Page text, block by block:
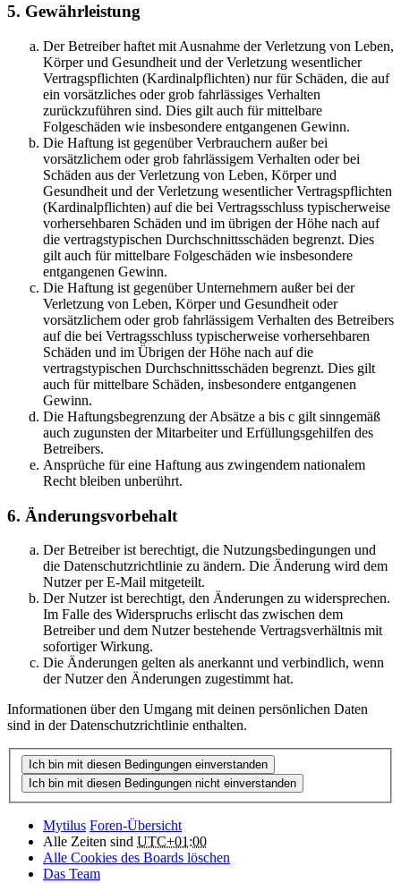
5. Gewährleistung
Der Betreiber haftet mit Ausnahme der Verletzung von Leben,
Körper und Gesundheit und der Verletzung wesentlicher
Vertragspflichten (Kardinalpflichten) nur für Schäden, die auf
ein vorsätzliches oder grob fahrlässiges Verhalten
zurückzuführen sind. Dies gilt auch für mittelbare
Folgeschäden wie insbesondere entgangenen Gewinn.
Die Haftung ist gegenüber Verbrauchern außer bei
vorsätzlichem oder grob fahrlässigem Verhalten oder bei
Schäden aus der Verletzung von Leben, Körper und
Gesundheit und der Verletzung wesentlicher Vertragspflichten
(Kardinalpflichten) auf die bei Vertragsschluss typischerweise
vorhersehbaren Schäden und im übrigen der Höhe nach auf
die vertragstypischen Durchschnittsschäden begrenzt. Dies
gilt auch für mittelbare Folgeschäden wie insbesondere
entgangenen Gewinn.
Die Haftung ist gegenüber Unternehmern außer bei der
Verletzung von Leben, Körper und Gesundheit oder
vorsätzlichem oder grob fahrlässigem Verhalten des Betreibers
auf die bei Vertragsschluss typischerweise vorhersehbaren
Schäden und im Übrigen der Höhe nach auf die
vertragstypischen Durchschnittsschäden begrenzt. Dies gilt
auch für mittelbare Schäden, insbesondere entgangenen
Gewinn.
Die Haftungsbegrenzung der Absätze a bis c gilt sinngemäß
auch zugunsten der Mitarbeiter und Erfüllungsgehilfen des
Betreibers.
Ansprüche für eine Haftung aus zwingendem nationalem
Recht bleiben unberührt.
6. Änderungsvorbehalt
Der Betreiber ist berechtigt, die Nutzungsbedingungen und
die Datenschutzrichtlinie zu ändern. Die Änderung wird dem
Nutzer per E-Mail mitgeteilt.
Der Nutzer ist berechtigt, den Änderungen zu widersprechen.
Im Falle des Widerspruchs erlischt das zwischen dem
Betreiber und dem Nutzer bestehende Vertragsverhältnis mit
sofortiger Wirkung.
Die Änderungen gelten als anerkannt und verbindlich, wenn
der Nutzer den Änderungen zugestimmt hat.
Informationen über den Umgang mit deinen persönlichen Daten
sind in der Datenschutzrichtlinie enthalten.
Mytilus Foren-Übersicht
Alle Zeiten sind UTC+01:00
Alle Cookies des Boards löschen
Das Team